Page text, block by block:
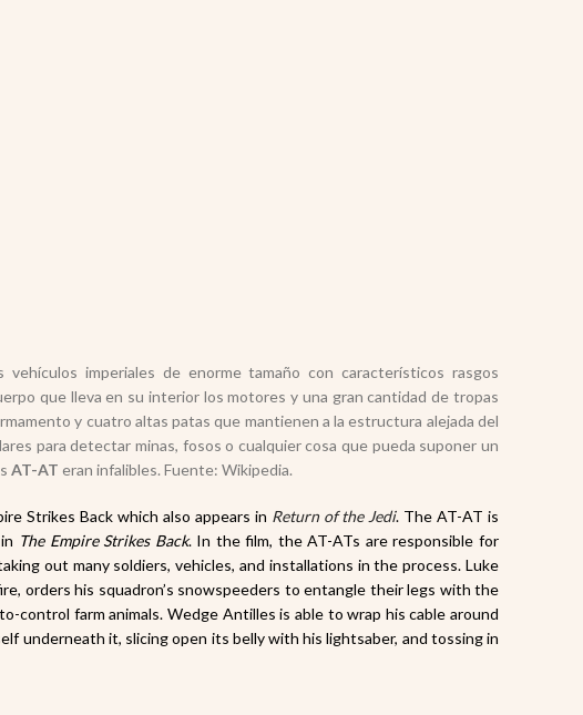
imperiales de enorme tamaño con característicos rasgos
que lleva en su interior los motores y una gran cantidad de tropas
y cuatro altas patas que mantienen a la estructura alejada del
para detectar minas, fosos o cualquier cosa que pueda suponer un
AT-AT eran infalibles. Fuente: Wikipedia.
Strikes Back which also appears in Return of the Jedi. The AT-AT is
The Empire Strikes Back. In the film, the AT-ATs are responsible for
out many soldiers, vehicles, and installations in the process. Luke
orders his squadron’s snowspeeders to entangle their legs with the
farm animals. Wedge Antilles is able to wrap his cable around
underneath it, slicing open its belly with his lightsaber, and tossing in